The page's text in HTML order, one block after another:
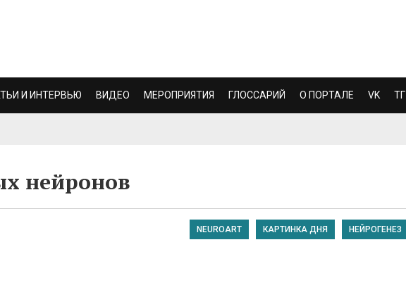
И ИНТЕРВЬЮ ВИДЕО МЕРОПРИЯТИЯ ГЛОССАРИЙ О ПОРТАЛЕ VK ТГ
нейронов
NEUROART КАРТИНКА ДНЯ НЕЙРОГЕНЕЗ